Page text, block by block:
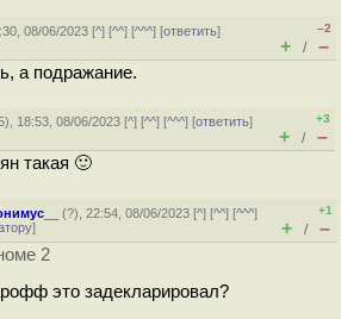
08/06/2023 [^] [^^] [^^^] [ответить]
–2
+ / –
а подражание.
), 18:53, 08/06/2023 [^] [^^] [^^^] [ответить]
+3
+ / –
такая 🙂
(?), 22:54, 08/06/2023 [^] [^^] [^^^]
]
+1
+ / –
2
это задекларировал?